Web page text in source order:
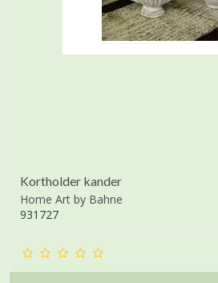
Kortholder kander
Home Art by Bahne
931727